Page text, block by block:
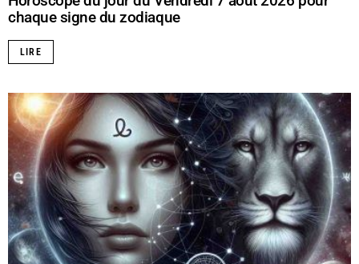
chaque signe du zodiaque
LIRE